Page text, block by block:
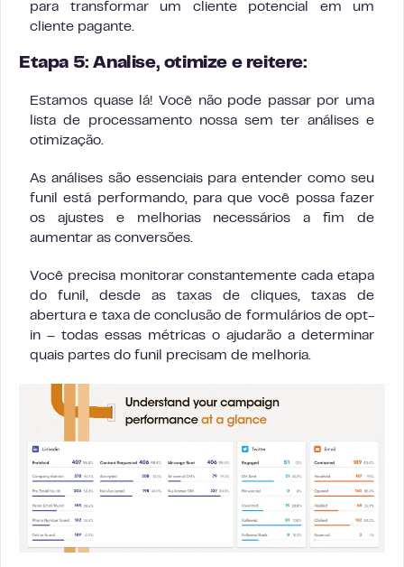
para transformar um cliente potencial em um
cliente pagante.
Etapa 5: Analise, otimize e reitere:
Estamos quase lá! Você não pode passar por uma
lista de processamento nossa sem ter análises e
otimização.
As análises são essenciais para entender como seu
funil está performando, para que você possa fazer
os ajustes e melhorias necessários a fim de
aumentar as conversões.
Você precisa monitorar constantemente cada etapa
do funil, desde as taxas de cliques, taxas de
abertura e taxa de conclusão de formulários de opt-
in – todas essas métricas o ajudarão a determinar
quais partes do funil precisam de melhoria.